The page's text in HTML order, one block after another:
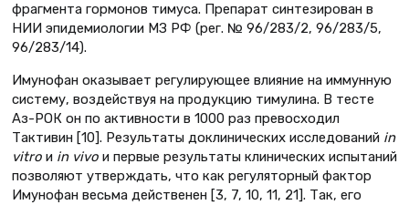
фрагмента гормонов тимуса. Препарат синтезирован в
НИИ эпидемиологии МЗ РФ (рег. № 96/283/2, 96/283/5,
96/283/14).
Имунофан оказывает регулирующее влияние на иммунную
систему, воздействуя на продукцию тимулина. В тесте
Аз-РОК он по активности в 1000 раз превосходил
Тактивин [10]. Результаты доклинических исследований in
vitro и in vivo и первые результаты клинических испытаний
позволяют утверждать, что как регуляторный фактор
Имунофан весьма действенен [3, 7, 10, 11, 21]. Так, его